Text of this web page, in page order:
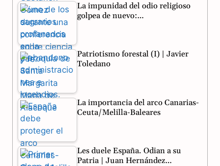
La impunidad del odio religioso
golpea de nuevo:…
Patriotismo forestal (I) | Javier
Toledano
La importancia del arco Canarias-
Ceuta/Melilla-Baleares
Les duele España. Odian a su
Patria | Juan Hernández…